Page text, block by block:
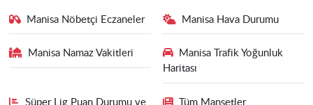
Manisa Nöbetçi Eczaneler Manisa Hava Durumu
Manisa Namaz Vakitleri
Manisa Trafik Yoğunluk
Haritası
Süper Lig Puan Durumu ve
Tüm Manşetler